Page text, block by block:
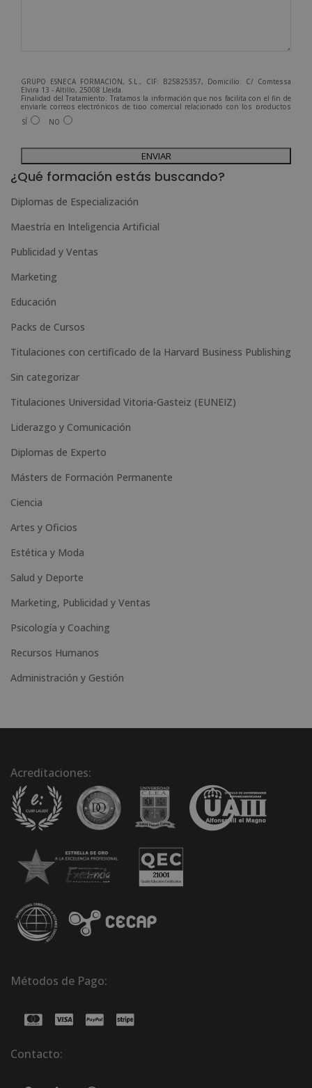
GRUPO ESNECA FORMACIÓN, S.L., CIF: B25825357, Domicilio: C/ Comtessa
Elvira 13 - Altillo, 25008 Lleida.
Finalidad del Tratamiento: Tratamos la información que nos facilita con el fin de
enviarle correos electrónicos de tipo comercial relacionado con los productos
ofrecidos y otros tipo de productos que fueran de su interés.
Legitimación del tratamiento: Consentimiento del interesado.
Para más información consulte nuestra Política de Privacidad.
Desea recibir información comercial (vía telefónica y/o email):
SÍ NO
A
l
e
r
n
i
v
e
¿Qué formación estás buscando?
Diplomas de Especialización
Maestría en Inteligencia Artificial
Publicidad y Ventas
Marketing
Educación
Packs de Cursos
Titulaciones con certificado de la Harvard Business Publishing
Sin categorizar
Titulaciones Universidad Vitoria-Gasteiz (EUNEIZ)
Liderazgo y Comunicación
Diplomas de Experto
Másters de Formación Permanente
Ciencia
Artes y Oficios
Estética y Moda
Salud y Deporte
Marketing, Publicidad y Ventas
Psicología y Coaching
Recursos Humanos
Administración y Gestión
Acreditaciones:
Métodos de Pago:
Contacto: